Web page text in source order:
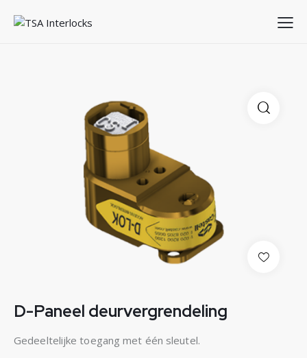
D-Paneel deurvergrendeling
Gedeeltelijke toegang met één sleutel.